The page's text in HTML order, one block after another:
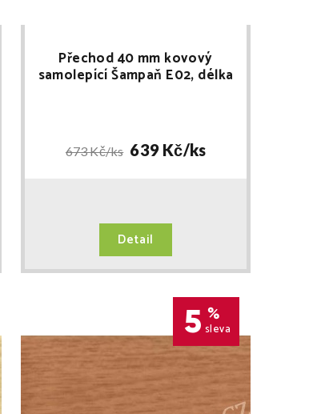
Přechod 40 mm kovový
samolepící Šampaň E02, délka
673 Kč/ks 639 Kč/ks
Detail
5 %
sleva